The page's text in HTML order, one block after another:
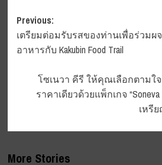
Post
navigation
Previous:
เตรียมต่อมรับรสของท่านเพื่อร่วมผ
อาหารกับ Kakubin Food Trail
โซเนวา คีรี ให้คุณเลือกตามใ
ราคาเดียวด้วยแพ็กเกจ “Soneva
เหรี
More Stories